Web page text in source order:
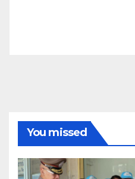
You missed